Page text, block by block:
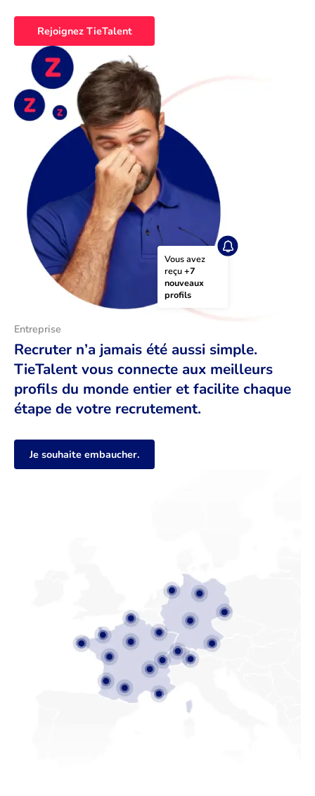
Rejoignez TieTalent
Vous avez
reçu +7
nouveaux
profils
Entreprise
Recruter n’a jamais été aussi simple.
TieTalent vous connecte aux meilleurs
profils du monde entier et facilite chaque
étape de votre recrutement.
Je souhaite embaucher.